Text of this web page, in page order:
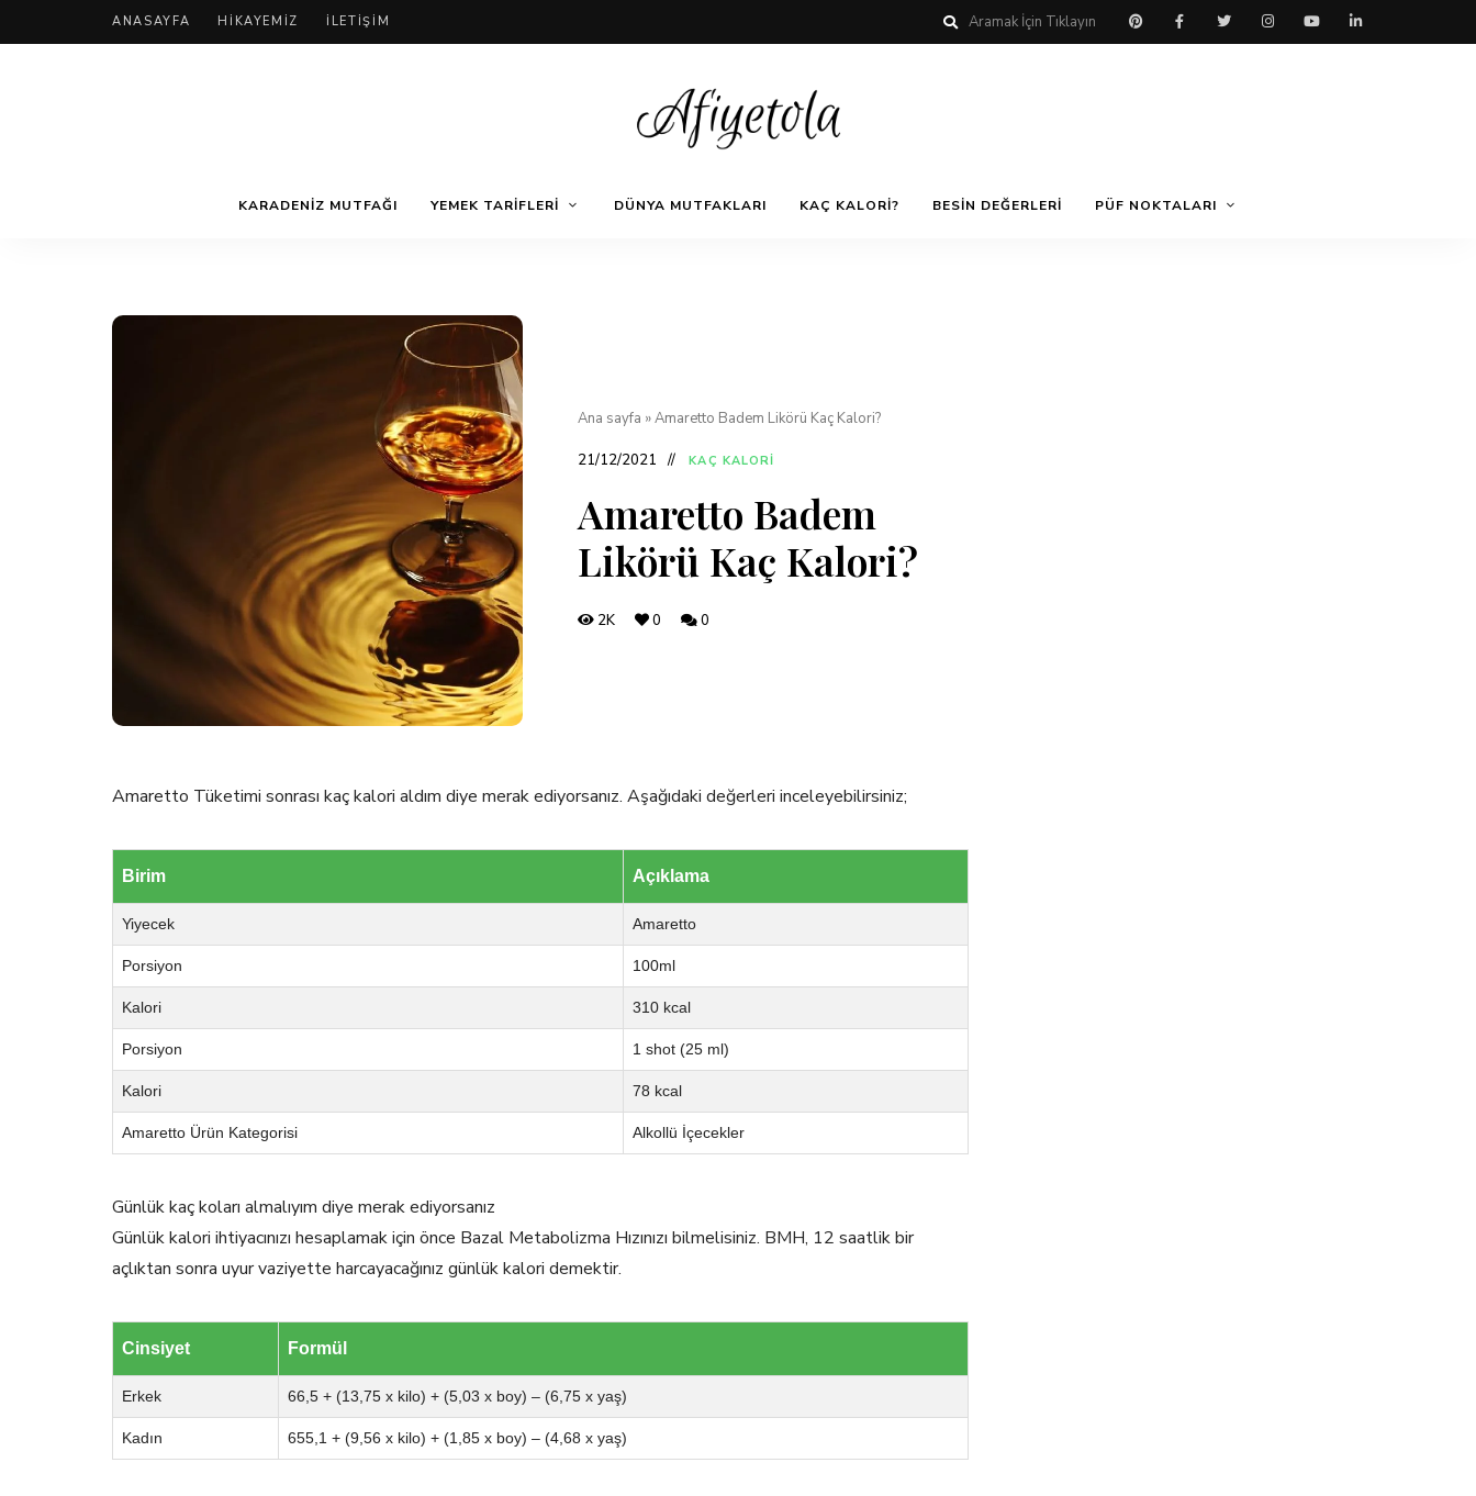
ANASAYFA HIKAYEMIZ İLETIŞIM
AfiyetOla
Yemek
Tarifleri
ve
Lezzetli,
ve
kurabiyeler
KARADENIZ MUTFAĞI YEMEK TARIFLERI DÜNYA MUTFAKLARI KAÇ KALORI? BESIN DEĞERLERI PÜF NOKTALARI
Ana sayfa »Amaretto Badem Likörü Kaç Kalori?
21/12/2021 KAÇ KALORI
Amaretto Badem
Likörü Kaç Kalori?
2K 0 0
Amaretto Tüketimi sonrası kaç kalori aldım diye merak ediyorsanız. Aşağıdaki değerleri inceleyebilirsiniz;
Birim Açıklama
Yiyecek Amaretto
Porsiyon 100ml
Kalori 310 kcal
Porsiyon 1 shot (25 ml)
Kalori 78 kcal
Amaretto Ürün Kategorisi Alkollü İçecekler
Günlük kaç koları almalıyım diye merak ediyorsanız
Günlük kalori ihtiyacınızı hesaplamak için önce Bazal Metabolizma Hızınızı bilmelisiniz. BMH, 12 saatlik bir
açlıktan sonra uyur vaziyette harcayacağınız günlük kalori demektir.
Cinsiyet Formül
Erkek 66,5 + (13,75 x kilo) + (5,03 x boy) – (6,75 x yaş)
Kadın 655,1 + (9,56 x kilo) + (1,85 x boy) – (4,68 x yaş)